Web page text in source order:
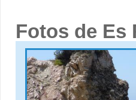
Fotos de Es